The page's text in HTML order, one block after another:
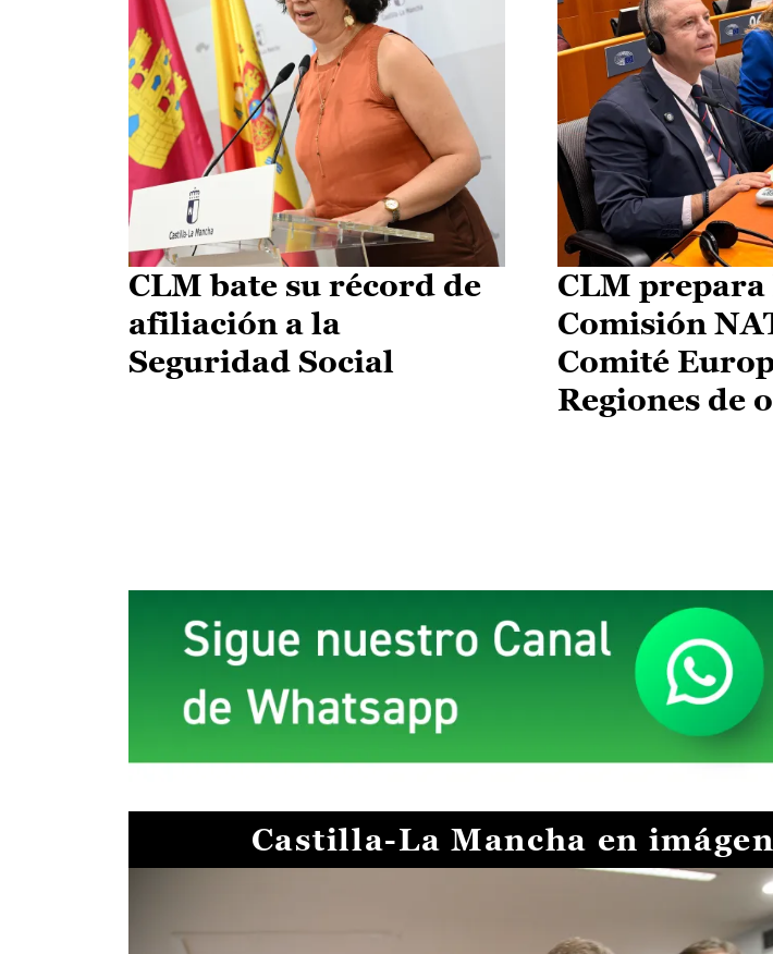
CLM bate su récord de
afiliación a la
Seguridad Social
CLM prepara
Comisión
Comité
Regiones de
Castilla-La Mancha en